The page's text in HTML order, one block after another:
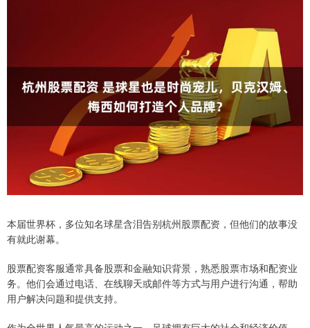
本届世界杯，多位知名球星含泪告别杭州股票配资，但他们的故事没
有就此谢幕。
股票配资客服通常具备股票和金融知识背景，熟悉股票市场和配资业
务。他们会通过电话、在线聊天或邮件等方式与用户进行沟通，帮助
用户解决问题和提供支持。